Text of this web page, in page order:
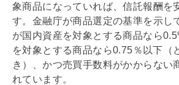
象商品になっていれば、信託報酬を
す。金融庁が商品選定の基準を示し
が国内資産を対象とする商品なら
を対象とする商品なら0.75％以下（
き）、かつ売買手数料がかからない
れています。